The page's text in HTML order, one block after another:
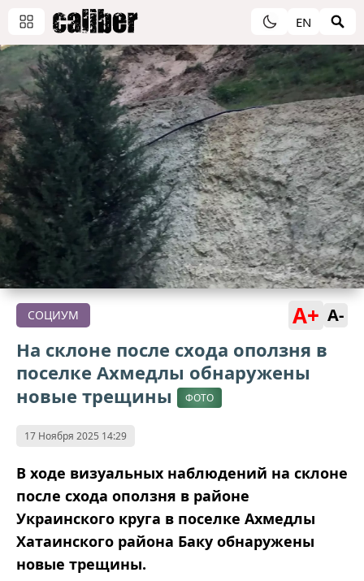
EN
СОЦИУМ A+ A-
На склоне после схода оползня в
поселке Ахмедлы обнаружены
новые трещины
ФОТО
17 Ноября 2025 14:29
В ходе визуальных наблюдений на склоне
после схода оползня в районе
Украинского круга в поселке Ахмедлы
Хатаинского района Баку обнаружены
новые трещины.